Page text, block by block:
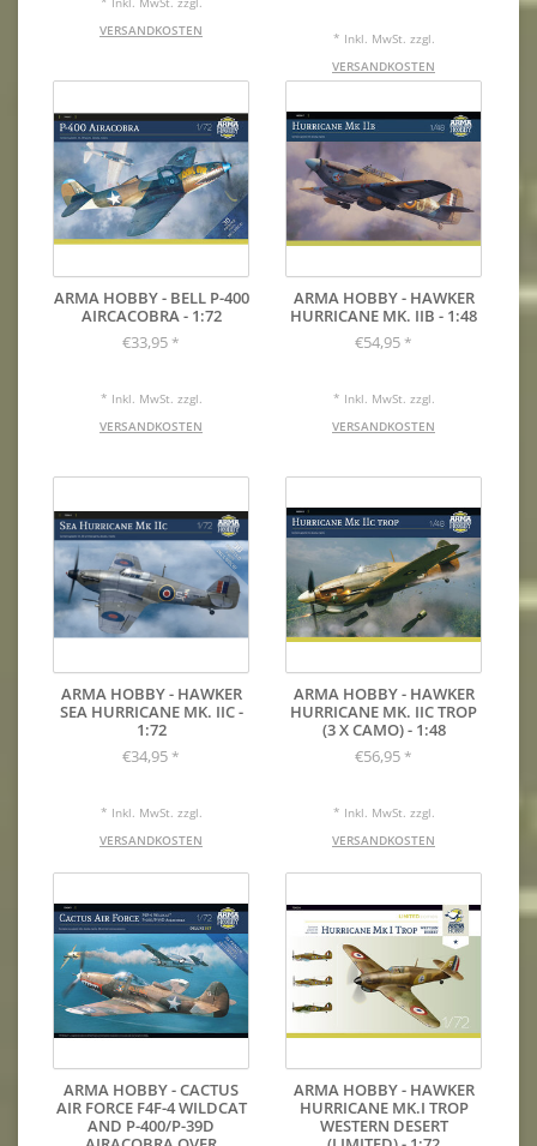
VERSANDKOSTEN
* Inkl. MwSt. zzgl.
VERSANDKOSTEN
ARMA HOBBY - BELL P-400
AIRCACOBRA - 1:72
€33,95 *
* Inkl. MwSt. zzgl.
VERSANDKOSTEN
ARMA HOBBY - HAWKER
HURRICANE MK. IIB - 1:48
€54,95 *
* Inkl. MwSt. zzgl.
VERSANDKOSTEN
ARMA HOBBY - HAWKER
SEA HURRICANE MK. IIC -
1:72
€34,95 *
* Inkl. MwSt. zzgl.
VERSANDKOSTEN
ARMA HOBBY - HAWKER
HURRICANE MK. IIC TROP
(3 X CAMO) - 1:48
€56,95 *
* Inkl. MwSt. zzgl.
VERSANDKOSTEN
ARMA HOBBY - CACTUS
AIR FORCE F4F-4 WILDCAT
AND P-400/P-39D
ARMA HOBBY - HAWKER
HURRICANE MK.I TROP
WESTERN DESERT